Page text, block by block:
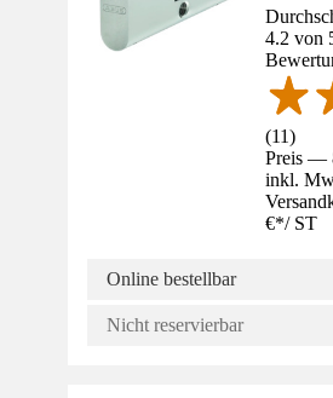
4.2 von
(11)
Preis —
inkl.
€*/ ST
Online bestellbar
Nicht reservierbar